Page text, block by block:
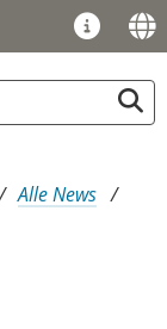
Alle News